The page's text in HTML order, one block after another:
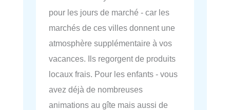
pour les jours de marché - car les
marchés de ces villes donnent une
atmosphère supplémentaire à vos
vacances. Ils regorgent de produits
locaux frais. Pour les enfants - vous
avez déjà de nombreuses
animations au gîte mais aussi de